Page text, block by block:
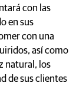
con las
en sus
con una
así como
natural, los
de sus clientes